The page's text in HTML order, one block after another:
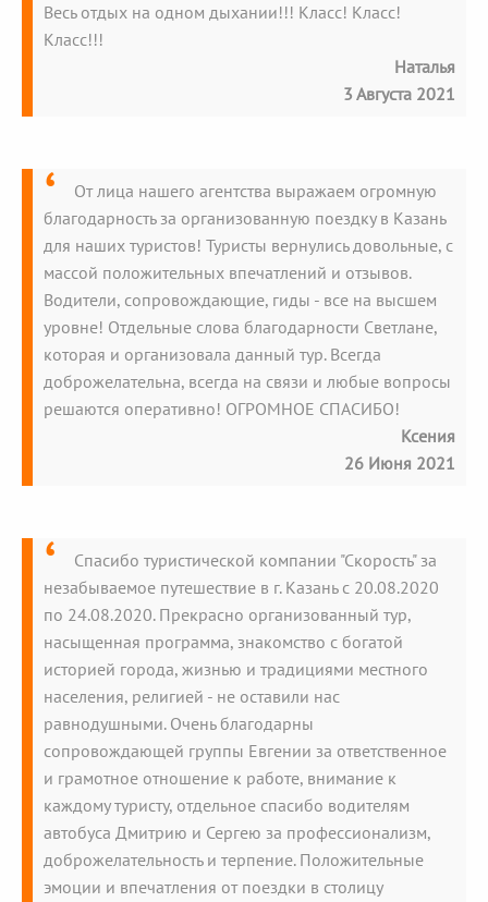
Весь отдых на одном дыхании!!! Класс! Класс!
Класс!!!
Наталья
3 Августа 2021
От лица нашего агентства выражаем огромную
благодарность за организованную поездку в Казань
для наших туристов! Туристы вернулись довольные, с
массой положительных впечатлений и отзывов.
Водители, сопровождающие, гиды - все на высшем
уровне! Отдельные слова благодарности Светлане,
которая и организовала данный тур. Всегда
доброжелательна, всегда на связи и любые вопросы
решаются оперативно! ОГРОМНОЕ СПАСИБО!
Ксения
26 Июня 2021
Спасибо туристической компании "Скорость" за
незабываемое путешествие в г. Казань с 20.08.2020
по 24.08.2020. Прекрасно организованный тур,
насыщенная программа, знакомство с богатой
историей города, жизнью и традициями местного
населения, религией - не оставили нас
равнодушными. Очень благодарны
сопровождающей группы Евгении за ответственное
и грамотное отношение к работе, внимание к
каждому туристу, отдельное спасибо водителям
автобуса Дмитрию и Сергею за профессионализм,
доброжелательность и терпение. Положительные
эмоции и впечатления от поездки в столицу